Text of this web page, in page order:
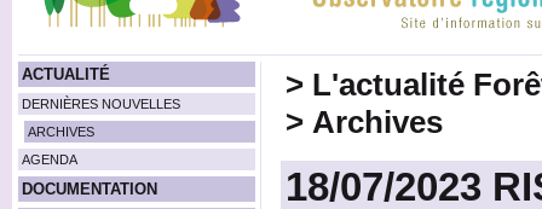
ACTUALITÉ
DERNIÈRES NOUVELLES
ARCHIVES
AGENDA
DOCUMENTATION
> L'actualité
> Archives
18/07/2023